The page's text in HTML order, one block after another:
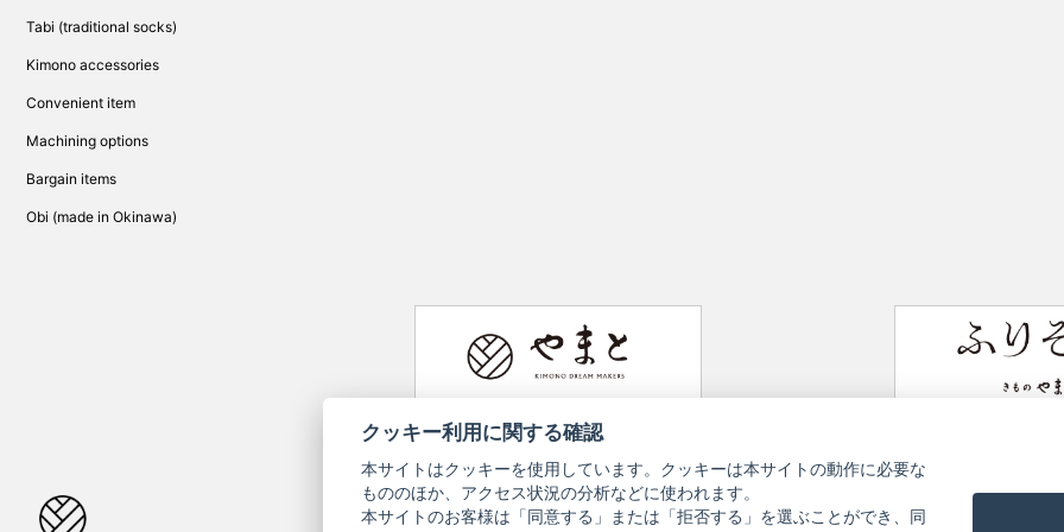
Tabi (traditional socks)
Kimono accessories
Convenient item
Machining options
Bargain items
Obi (made in Okinawa)
Yamato Brand Website
Information Pursuant to the Act on
クッキー利用に関する確認
本サイトはクッキーを使用しています。クッキーは本サイトの動作に必要な
もののほか、アクセス状況の分析などに使われます。
本サイトのお客様は「同意する」または「拒否する」を選ぶことができ、同